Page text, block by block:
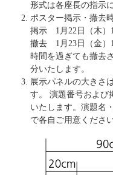
形式は各座長の指示
ポスター掲示・撤去
掲示 1月22日（木）
撤去 1月23日（金）
時間を過ぎても撤去
分いたします。
展示パネルの大きさ
す。 演題番号および
いたします。演題名
で各自ご用意ください